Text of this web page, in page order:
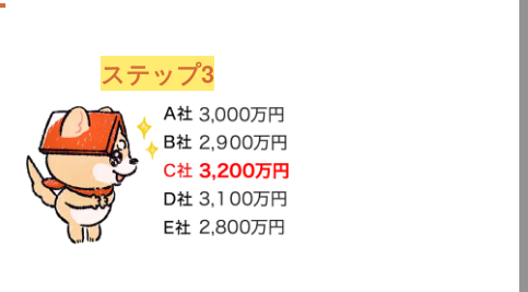
ステップ3